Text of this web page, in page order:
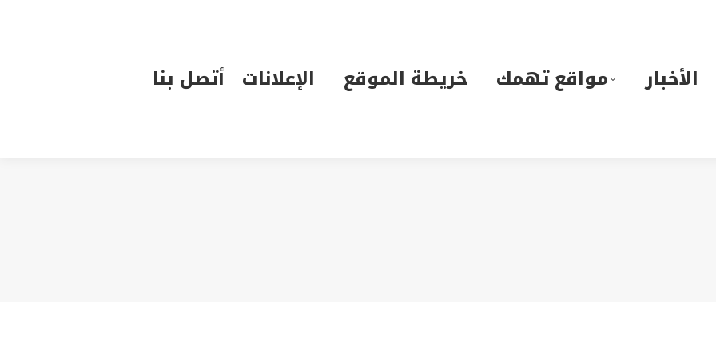
الأخبار مواقع تهمك خريطة الموقع الإعلانات أتصل بنا